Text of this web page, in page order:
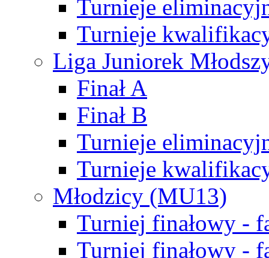
Turnieje
Turnieje
Liga Juniorek
Finał A
Finał B
Turnieje
Turnieje
Młodzicy (MU13)
Turniej finałowy -
Turniej finałowy -